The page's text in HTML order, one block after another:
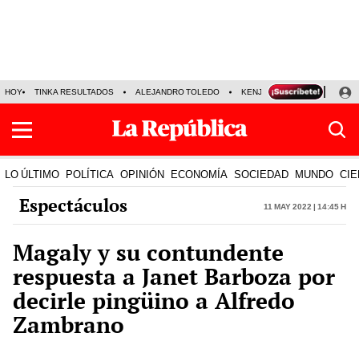
HOY TINKA RESULTADOS ALEJANDRO TOLEDO KENJI FUJIMORI
LO ÚLTIMO POLÍTICA OPINIÓN ECONOMÍA SOCIEDAD MUNDO
Espectáculos 11 May 2022 | 14:45 h
Magaly y su contundente
respuesta a Janet Barboza por
decirle pingüino a Alfredo
Zambrano